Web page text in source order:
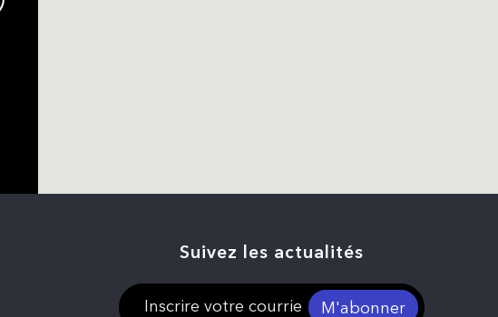
Suivez les actualités
M'abonner